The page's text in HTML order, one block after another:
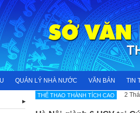
QUẢN LÝ NHÀ NƯỚC VĂN BẢN TIN
THẾ THAO THÀNH TÍCH CAO 2